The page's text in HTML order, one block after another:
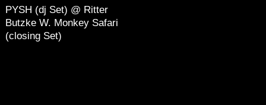
PYSH (dj Set) @ Ritter
Butzke W. Monkey Safari
(closing Set)